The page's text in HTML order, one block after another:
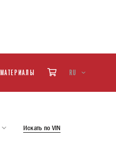
МАТЕРИАЛЫ RU
Искать по VIN